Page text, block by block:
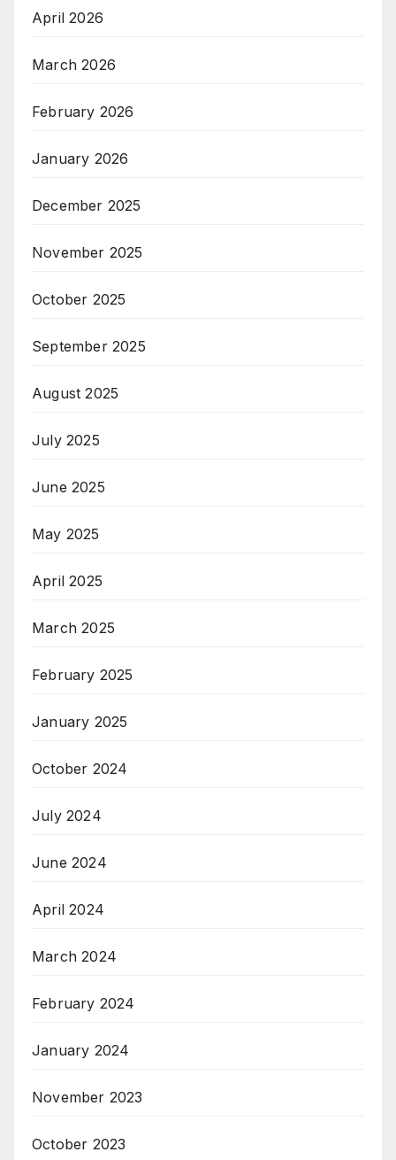
April 2026
March 2026
February 2026
January 2026
December 2025
November 2025
October 2025
September 2025
August 2025
July 2025
June 2025
May 2025
April 2025
March 2025
February 2025
January 2025
October 2024
July 2024
June 2024
April 2024
March 2024
February 2024
January 2024
November 2023
October 2023